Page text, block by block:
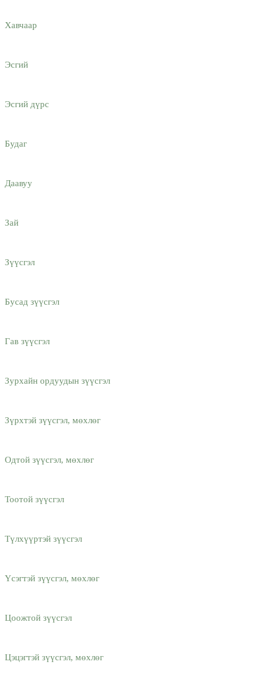
Хавчаар
Эсгий
Эсгий дүрс
Будаг
Даавуу
Зай
Зүүсгэл
Бусад зүүсгэл
Гав зүүсгэл
Зурхайн ордуудын зүүсгэл
Зүрхтэй зүүсгэл, мөхлөг
Одтой зүүсгэл, мөхлөг
Тоотой зүүсгэл
Түлхүүртэй зүүсгэл
Үсэгтэй зүүсгэл, мөхлөг
Цоожтой зүүсгэл
Цэцэгтэй зүүсгэл, мөхлөг